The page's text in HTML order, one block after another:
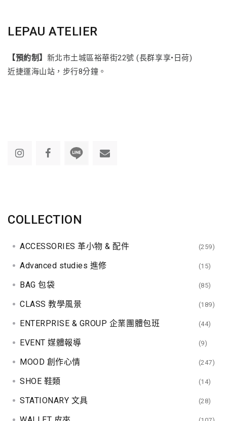
LEPAU ATELIER
【預約制】 新北市土城區裕華街22號 (長群享享•日荷)
近捷運海山站，步行8分鐘。
COLLECTION
ACCESSORIES 革小物 & 配件 (259)
Advanced studies 進修 (15)
BAG 包袋 (85)
CLASS 教學風景 (189)
ENTERPRISE & GROUP 企業團體包班 (44)
EVENT 媒體報導 (9)
MOOD 創作心情 (247)
SHOE 鞋類 (14)
STATIONARY 文具 (28)